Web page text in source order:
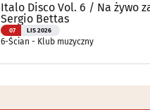
Italo Disco Vol. 6 / Na żywo
Sergio Bettas
07 LIS 2026
6-Ścian - Klub muzyczny